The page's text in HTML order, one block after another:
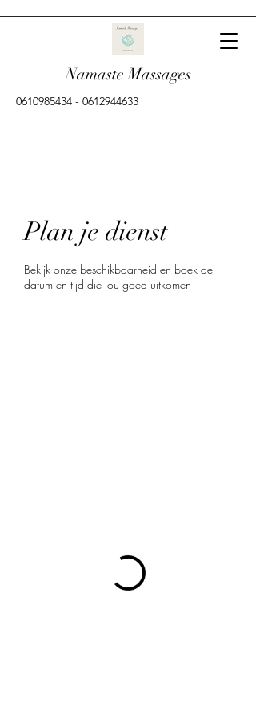
Namaste Massages
0610985434 - 0612944633
Plan je dienst
Bekijk onze beschikbaarheid en boek de
datum en tijd die jou goed uitkomen